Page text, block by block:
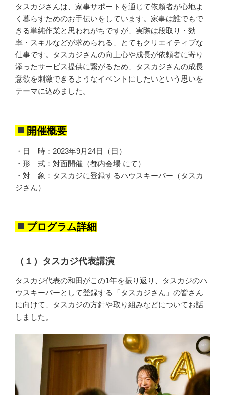
タスカジさんは、家事サポートを通じて依頼者が心地よ
く暮らすためのお手伝いをしています。家事は誰でもで
きる単純作業と思われがちですが、実際は段取り・効
率・スキルなどが求められる、とてもクリエイティブな
仕事です。タスカジさんの向上心や成長が依頼者に寄り
添ったサービス提供に繋がるため、タスカジさんの成長
意欲を刺激できるようなイベントにしたいという思いを
テーマに込めました。
開催概要
・日 時：2023年9月24日（日）
・形 式：対面開催（都内会場 にて）
・対 象：タスカジに登録するハウスキーパー（タスカ
ジさん）
プログラム詳細
（１）タスカジ代表講演
タスカジ代表の和田がこの1年を振り返り、タスカジのハ
ウスキーパーとして登録する「タスカジさん」の皆さん
に向けて、タスカジの方針や取り組みなどについてお話
しました。